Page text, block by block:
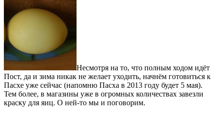
Несмотря на то, что полным ходом идёт
Пост, да и зима никак не желает уходить, начнём готовиться к
Пасхе уже сейчас (напомню Пасха в 2013 году будет 5 мая).
Тем более, в магазины уже в огромных количествах завезли
краску для яиц. О ней-то мы и поговорим.